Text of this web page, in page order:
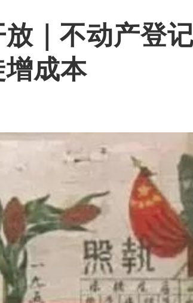
｜不动产登
成本